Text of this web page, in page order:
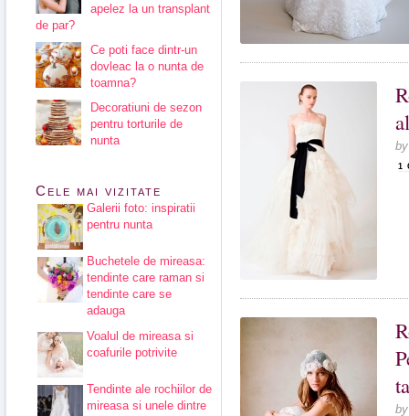
1
apelez la un transplant
de par?
Ce poti face dintr-un
dovleac la o nunta de
toamna?
Decoratiuni de sezon
pentru torturile de
nunta
Cele mai vizitate
Galerii foto: inspiratii
pentru nunta
Buchetele de mireasa:
tendinte care raman si
tendinte care se
adauga
Voalul de mireasa si
coafurile potrivite
Tendinte ale rochiilor de
mireasa si unele dintre